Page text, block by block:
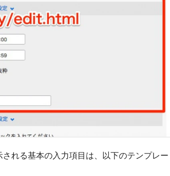
れる基本の入力項目は、以下のテンプレー